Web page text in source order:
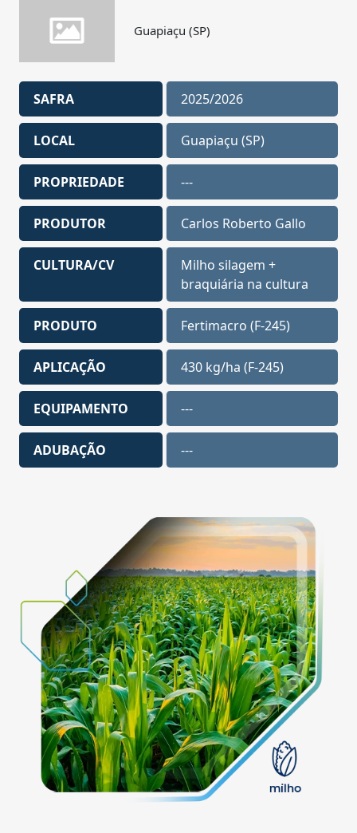
Guapiaçu (SP)
SAFRA 2025/2026
LOCAL Guapiaçu (SP)
PROPRIEDADE ---
PRODUTOR Carlos Roberto Gallo
CULTURA/CV
Milho silagem +
braquiária na cultura
PRODUTO Fertimacro (F-245)
APLICAÇÃO 430 kg/ha (F-245)
EQUIPAMENTO ---
ADUBAÇÃO ---